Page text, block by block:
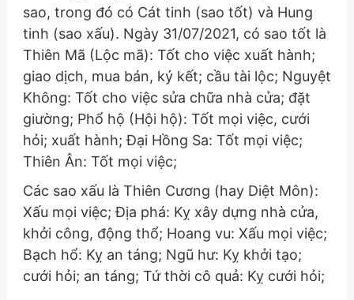
sao, trong đó có Cát tinh (sao tốt) và Hung
tinh (sao xấu). Ngày 31/07/2021, có sao tốt là
Thiên Mã (Lộc mã): Tốt cho việc xuất hành;
giao dịch, mua bán, ký kết; cầu tài lộc; Nguyệt
Không: Tốt cho việc sửa chữa nhà cửa; đặt
giường; Phổ hộ (Hội hộ): Tốt mọi việc, cưới
hỏi; xuất hành; Đại Hồng Sa: Tốt mọi việc;
Thiên Ân: Tốt mọi việc;
Các sao xấu là Thiên Cương (hay Diệt Môn):
Xấu mọi việc; Địa phá: Kỵ xây dựng nhà cửa,
khởi công, động thổ; Hoang vu: Xấu mọi việc;
Bạch hổ: Kỵ an táng; Ngũ hư: Kỵ khởi tạo;
cưới hỏi; an táng; Tứ thời cô quả: Kỵ cưới hỏi;